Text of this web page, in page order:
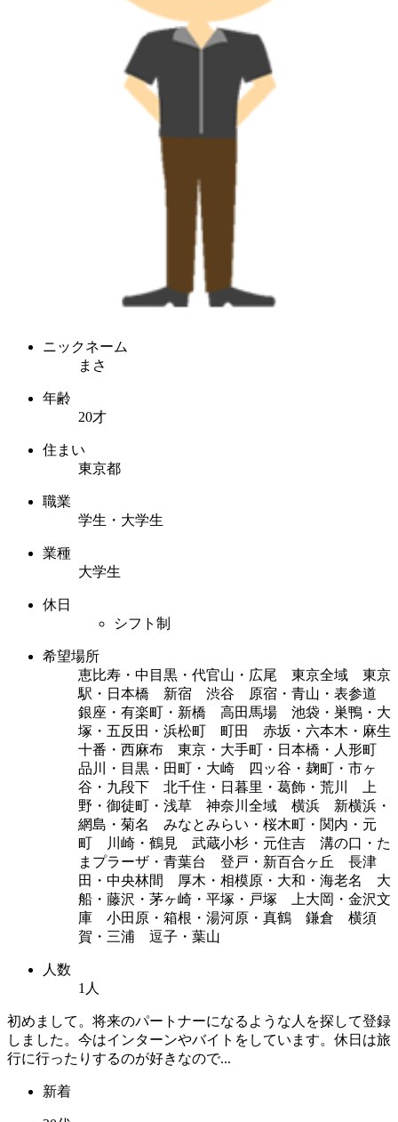
ニックネーム
まさ
年齢
20才
住まい
東京都
職業
学生・大学生
業種
大学生
休日
シフト制
希望場所
恵比寿・中目黒・代官山・広尾 東京全域 東京
駅・日本橋 新宿 渋谷 原宿・青山・表参道
銀座・有楽町・新橋 高田馬場 池袋・巣鴨・大
塚・五反田・浜松町 町田 赤坂・六本木・麻生
十番・西麻布 東京・大手町・日本橋・人形町
品川・目黒・田町・大崎 四ッ谷・麹町・市ヶ
谷・九段下 北千住・日暮里・葛飾・荒川 上
野・御徒町・浅草 神奈川全域 横浜 新横浜・
網島・菊名 みなとみらい・桜木町・関内・元
町 川崎・鶴見 武蔵小杉・元住吉 溝の口・た
まプラーザ・青葉台 登戸・新百合ヶ丘 長津
田・中央林間 厚木・相模原・大和・海老名 大
船・藤沢・茅ヶ崎・平塚・戸塚 上大岡・金沢文
庫 小田原・箱根・湯河原・真鶴 鎌倉 横須
賀・三浦 逗子・葉山
人数
1人
初めまして。将来のパートナーになるような人を探して登録
しました。今はインターンやバイトをしています。休日は旅
行に行ったりするのが好きなので...
新着